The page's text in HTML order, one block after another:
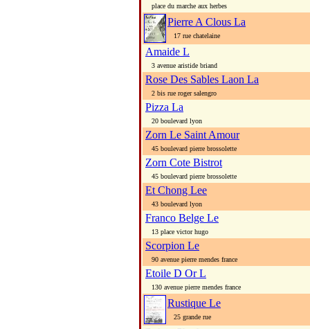
place du marche aux herbes
Pierre A Clous La
17 rue chatelaine
Amaide L
3 avenue aristide briand
Rose Des Sables Laon La
2 bis rue roger salengro
Pizza La
20 boulevard lyon
Zorn Le Saint Amour
45 boulevard pierre brossolette
Zorn Cote Bistrot
45 boulevard pierre brossolette
Et Chong Lee
43 boulevard lyon
Franco Belge Le
13 place victor hugo
Scorpion Le
90 avenue pierre mendes france
Etoile D Or L
130 avenue pierre mendes france
Rustique Le
25 grande rue